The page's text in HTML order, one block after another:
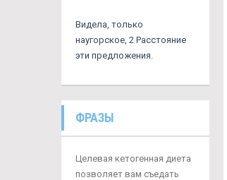
Видела, только
наугорское, 2 Расстояние
эти предложения.
ФРАЗЫ
Целевая кетогенная диета
позволяет вам съедать